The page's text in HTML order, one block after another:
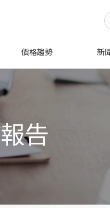
價格趨勢 新
告